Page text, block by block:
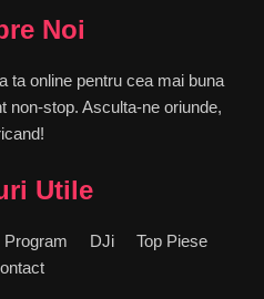
Noi
ta online pentru cea mai buna
non-stop. Asculta-ne oriunde,
Utile
Program DJi
Top Piese